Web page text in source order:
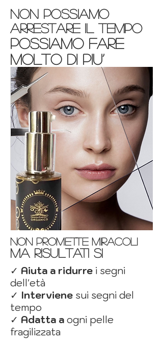
Non possiamo
arrestare il tempo
possiamo fare
molto di piu’
non promette miracoli
ma risultati si
✓ Aiuta a ridurre i segni
dell'età
✓ Interviene sui segni del
tempo
✓ Adatta a ogni pelle
fragilizzata